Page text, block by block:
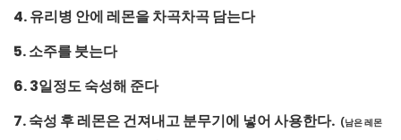
4. 유리병 안에 레몬을 차곡차곡 담는다
5. 소주를 붓는다
6. 3일정도 숙성해 준다
7. 숙성 후 레몬은 건져내고 분무기에 넣어 사용한다. (남은 레몬